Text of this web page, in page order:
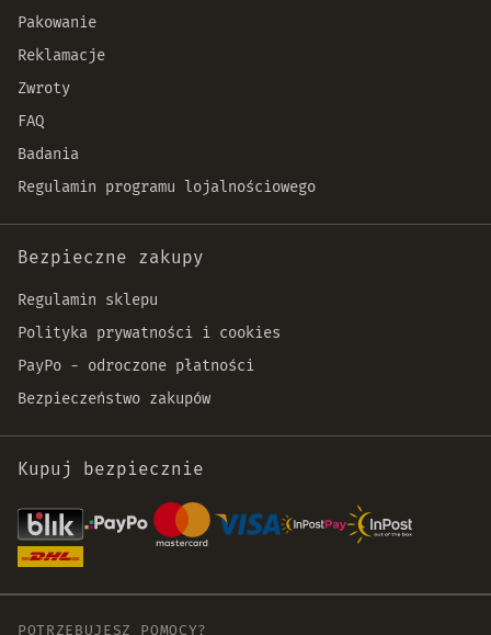
Pakowanie
Reklamacje
Zwroty
FAQ
Badania
Regulamin programu lojalnościowego
Bezpieczne zakupy
Regulamin sklepu
Polityka prywatności i cookies
PayPo - odroczone płatności
Bezpieczeństwo zakupów
Kupuj bezpiecznie
POTRZEBUJESZ POMOCY?